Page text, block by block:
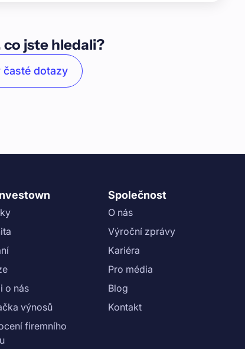
co jste hledali?
časté dotazy
o nás
výnosů
firemního
Společnost
O nás
Výroční zprávy
Kariéra
Pro média
Blog
Kontakt